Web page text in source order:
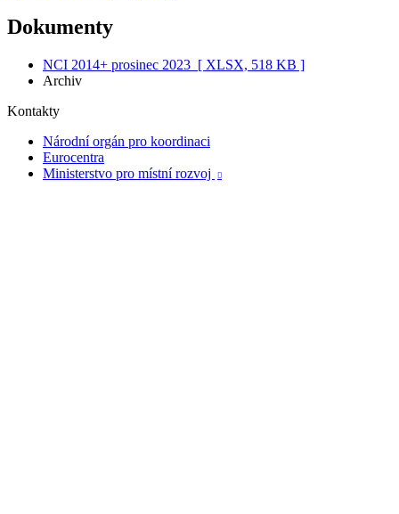
Dokumenty
NCI 2014+ prosinec 2023 [ XLSX, 518 KB ]
Archiv
Kontakty
Národní orgán pro koordinaci
Eurocentra
Ministerstvo pro místní rozvoj
